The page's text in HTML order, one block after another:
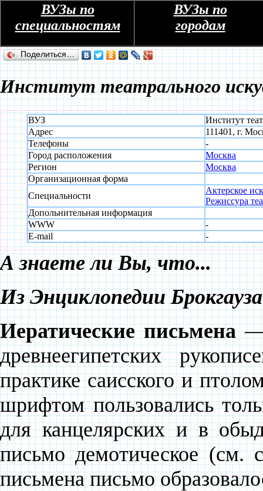
ВУЗы по
специальностям
ВУЗы по
городам
Поделиться…
Институт театрального
ВУЗ
Институт
Адрес
111401, г.
Телефоны
-
Город расположения
Москва
Регион
Москва
Организационная форма
Специальности
Актерское
Режиссура
Допольнительная информация
WWW
-
E-mail
-
А знаете ли Вы, что...
Из Энциклопедии
Иератические письмена—
древнеегипетских
практике саисского и
шрифтом пользовались
для канцелярских и в
письмо демотическое (см.
письмена письмо